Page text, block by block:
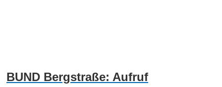
BUND Bergstraße: Aufruf